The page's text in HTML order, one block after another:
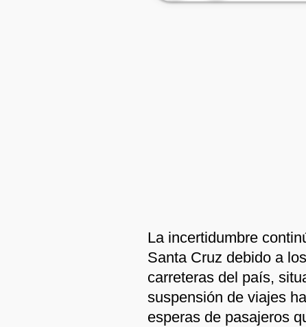
La incertidumbre
Santa Cruz debido a
carreteras del país,
suspensión de viajes
esperas de pasajeros